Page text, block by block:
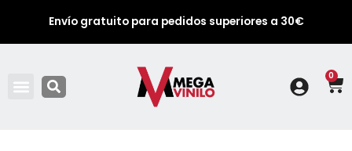
Envío gratuito para pedidos superiores a 30€
0